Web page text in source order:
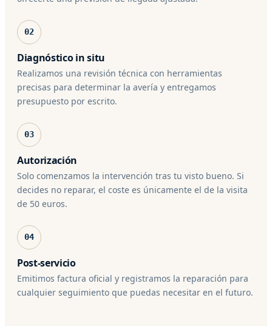
02
Diagnóstico in situ
Realizamos una revisión técnica con herramientas
precisas para determinar la avería y entregamos
presupuesto por escrito.
03
Autorización
Solo comenzamos la intervención tras tu visto bueno. Si
decides no reparar, el coste es únicamente el de la visita
de 50 euros.
04
Post-servicio
Emitimos factura oficial y registramos la reparación para
cualquier seguimiento que puedas necesitar en el futuro.